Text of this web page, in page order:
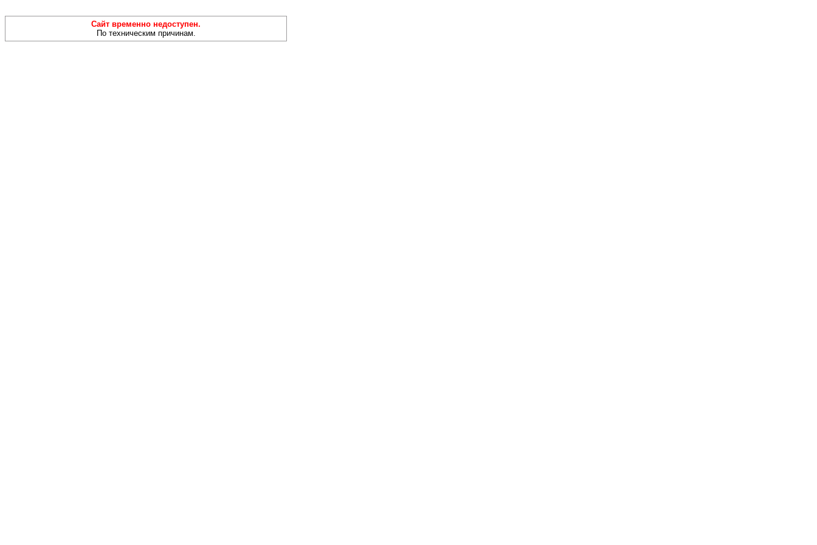
Сайт временно недоступен.
По техническим причинам.